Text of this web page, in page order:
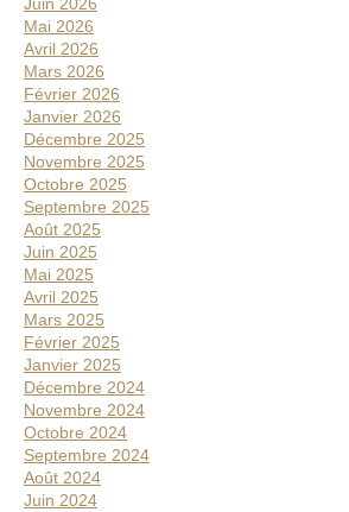
Juin 2026
Mai 2026
Avril 2026
Mars 2026
Février 2026
Janvier 2026
Décembre 2025
Novembre 2025
Octobre 2025
Septembre 2025
Août 2025
Juin 2025
Mai 2025
Avril 2025
Mars 2025
Février 2025
Janvier 2025
Décembre 2024
Novembre 2024
Octobre 2024
Septembre 2024
Août 2024
Juin 2024